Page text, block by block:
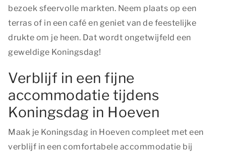
bezoek sfeervolle markten. Neem plaats op een
terras of in een café en geniet van de feestelijke
drukte om je heen. Dat wordt ongetwijfeld een
geweldige Koningsdag!
Verblijf in een fijne
accommodatie tijdens
Koningsdag in Hoeven
Maak je Koningsdag in Hoeven compleet met een
verblijf in een comfortabele accommodatie bij